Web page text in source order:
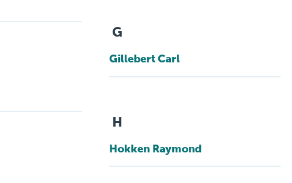
G
Gillebert Carl
H
Hokken Raymond